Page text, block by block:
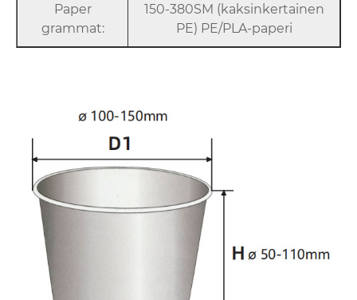
Paper
grammat:
150-380SM (kaksinkertainen
PE) PE/PLA-paperi